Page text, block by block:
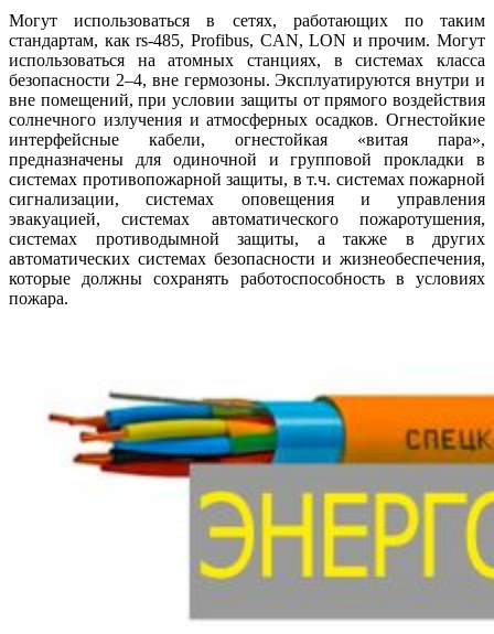
Могут использоваться в сетях, работающих по таким
стандартам, как rs-485, Profibus, CAN, LON и прочим. Могут
использоваться на атомных станциях, в системах класса
безопасности 2–4, вне гермозоны. Эксплуатируются внутри и
вне помещений, при условии защиты от прямого воздействия
солнечного излучения и атмосферных осадков. Огнестойкие
интерфейсные кабели, огнестойкая «витая пара»,
предназначены для одиночной и групповой прокладки в
системах противопожарной защиты, в т.ч. системах пожарной
сигнализации, системах оповещения и управления
эвакуацией, системах автоматического пожаротушения,
системах противодымной защиты, а также в других
автоматических системах безопасности и жизнеобеспечения,
которые должны сохранять работоспособность в условиях
пожара.